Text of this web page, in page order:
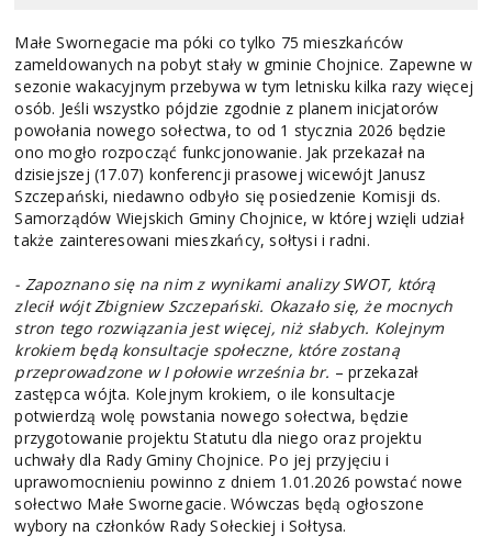
Małe Swornegacie ma póki co tylko 75 mieszkańców
zameldowanych na pobyt stały w gminie Chojnice. Zapewne w
sezonie wakacyjnym przebywa w tym letnisku kilka razy więcej
osób. Jeśli wszystko pójdzie zgodnie z planem inicjatorów
powołania nowego sołectwa, to od 1 stycznia 2026 będzie
ono mogło rozpocząć funkcjonowanie. Jak przekazał na
dzisiejszej (17.07) konferencji prasowej wicewójt Janusz
Szczepański, niedawno odbyło się posiedzenie Komisji ds.
Samorządów Wiejskich Gminy Chojnice, w której wzięli udział
także zainteresowani mieszkańcy, sołtysi i radni.
- Zapoznano się na nim z wynikami analizy SWOT, którą
zlecił wójt Zbigniew Szczepański. Okazało się, że mocnych
stron tego rozwiązania jest więcej, niż słabych. Kolejnym
krokiem będą konsultacje społeczne, które zostaną
przeprowadzone w I połowie września br. – przekazał
zastępca wójta. Kolejnym krokiem, o ile konsultacje
potwierdzą wolę powstania nowego sołectwa, będzie
przygotowanie projektu Statutu dla niego oraz projektu
uchwały dla Rady Gminy Chojnice. Po jej przyjęciu i
uprawomocnieniu powinno z dniem 1.01.2026 powstać nowe
sołectwo Małe Swornegacie. Wówczas będą ogłoszone
wybory na członków Rady Sołeckiej i Sołtysa.